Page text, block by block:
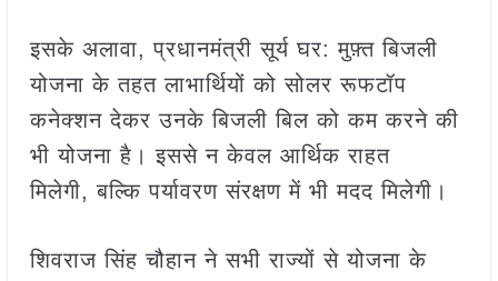
इसके अलावा, प्रधानमंत्री सूर्य घर: मुफ़्त बिजली
योजना के तहत लाभार्थियों को सोलर रूफटॉप
कनेक्शन देकर उनके बिजली बिल को कम करने की
भी योजना है। इससे न केवल आर्थिक राहत
मिलेगी, बल्कि पर्यावरण संरक्षण में भी मदद मिलेगी।
शिवराज सिंह चौहान ने सभी राज्यों से योजना के